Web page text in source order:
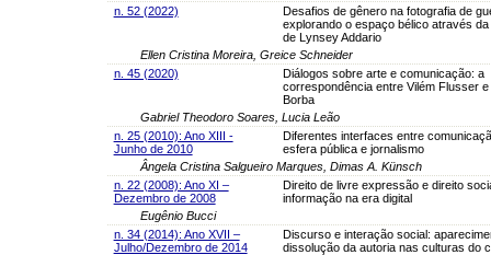
n. 52 (2022)
Desafios de gênero na fotografia de
explorando o espaço bélico através
de Lynsey Addario
Ellen Cristina Moreira, Greice Schneider
n. 45 (2020)
Diálogos sobre arte e comunicação: a
correspondência entre Vilém Flusser e
Borba
Gabriel Theodoro Soares, Lucia Leão
n. 25 (2010): Ano XIII -
Junho de 2010
Diferentes interfaces entre
esfera pública e jornalismo
Ângela Cristina Salgueiro Marques, Dimas A. Künsch
n. 22 (2008): Ano XI –
Dezembro de 2008
Direito de livre expressão e direito
informação na era digital
Eugênio Bucci
n. 34 (2014): Ano XVII –
Julho/Dezembro de 2014
Discurso e interação social:
dissolução da autoria nas culturas do